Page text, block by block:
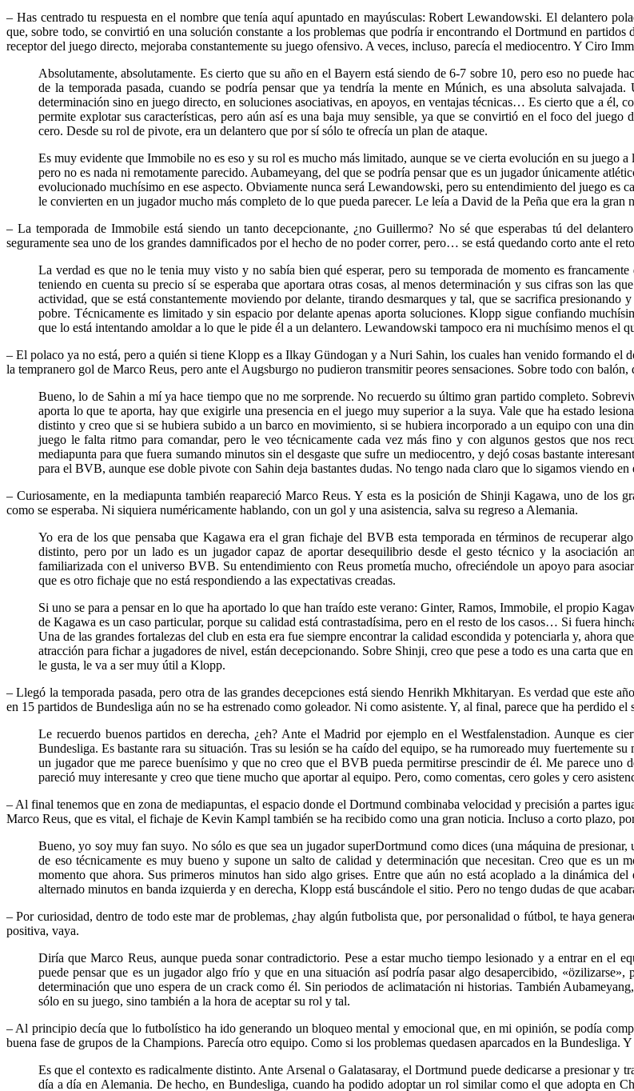
– Has centrado tu respuesta en el nombre que tenía aquí apuntado en mayúsculas: Robert Lewandowski. El delantero
que, sobre todo, se convirtió en una solución constante a los problemas que podría ir encontrando el Dortmund en
receptor del juego directo, mejoraba constantemente su juego ofensivo. A veces, incluso, parecía el mediocentro. Y Ciro
Absolutamente, absolutamente. Es cierto que su año en el Bayern está siendo de 6-7 sobre 10, pero eso no puede
de la temporada pasada, cuando se podría pensar que ya tendría la mente en Múnich, es una absoluta
determinación sino en juego directo, en soluciones asociativas, en apoyos, en ventajas técnicas… Es cierto que a él,
permite explotar sus características, pero aún así es una baja muy sensible, ya que se convirtió en el foco del
cero. Desde su rol de pivote, era un delantero que por sí sólo te ofrecía un plan de ataque.
Es muy evidente que Immobile no es eso y su rol es mucho más limitado, aunque se ve cierta evolución en su juego
pero no es nada ni remotamente parecido. Aubameyang, del que se podría pensar que es un jugador únicamente
evolucionado muchísimo en ese aspecto. Obviamente nunca será Lewandowski, pero su entendimiento del juego es
le convierten en un jugador mucho más completo de lo que pueda parecer. Le leía a David de la Peña que era la
– La temporada de Immobile está siendo un tanto decepcionante, ¿no Guillermo? No sé que esperabas tú del
seguramente sea uno de los grandes damnificados por el hecho de no poder correr, pero… se está quedando corto ante el
La verdad es que no le tenia muy visto y no sabía bien qué esperar, pero su temporada de momento es
teniendo en cuenta su precio sí se esperaba que aportara otras cosas, al menos determinación y sus cifras son las
actividad, que se está constantemente moviendo por delante, tirando desmarques y tal, que se sacrifica
pobre. Técnicamente es limitado y sin espacio por delante apenas aporta soluciones. Klopp sigue confiando
que lo está intentando amoldar a lo que le pide él a un delantero. Lewandowski tampoco era ni muchísimo menos el
– El polaco ya no está, pero a quién si tiene Klopp es a Ilkay Gündogan y a Nuri Sahin, los cuales han venido formando
la tempranero gol de Marco Reus, pero ante el Augsburgo no pudieron transmitir peores sensaciones. Sobre todo con balón,
Bueno, lo de Sahin a mí ya hace tiempo que no me sorprende. No recuerdo su último gran partido completo.
aporta lo que te aporta, hay que exigirle una presencia en el juego muy superior a la suya. Vale que ha estado
distinto y creo que si se hubiera subido a un barco en movimiento, si se hubiera incorporado a un equipo con una
juego le falta ritmo para comandar, pero le veo técnicamente cada vez más fino y con algunos gestos que nos
mediapunta para que fuera sumando minutos sin el desgaste que sufre un mediocentro, y dejó cosas bastante
para el BVB, aunque ese doble pivote con Sahin deja bastantes dudas. No tengo nada claro que lo sigamos viendo en
– Curiosamente, en la mediapunta también reapareció Marco Reus. Y esta es la posición de Shinji Kagawa, uno de los
como se esperaba. Ni siquiera numéricamente hablando, con un gol y una asistencia, salva su regreso a Alemania.
Yo era de los que pensaba que Kagawa era el gran fichaje del BVB esta temporada en términos de recuperar
distinto, pero por un lado es un jugador capaz de aportar desequilibrio desde el gesto técnico y la asociación
familiarizada con el universo BVB. Su entendimiento con Reus prometía mucho, ofreciéndole un apoyo para
que es otro fichaje que no está respondiendo a las expectativas creadas.
Si uno se para a pensar en lo que ha aportado lo que han traído este verano: Ginter, Ramos, Immobile, el propio
de Kagawa es un caso particular, porque su calidad está contrastadísima, pero en el resto de los casos… Si fuera
Una de las grandes fortalezas del club en esta era fue siempre encontrar la calidad escondida y potenciarla y, ahora
atracción para fichar a jugadores de nivel, están decepcionando. Sobre Shinji, creo que pese a todo es una carta que
le gusta, le va a ser muy útil a Klopp.
– Llegó la temporada pasada, pero otra de las grandes decepciones está siendo Henrikh Mkhitaryan. Es verdad que este
en 15 partidos de Bundesliga aún no se ha estrenado como goleador. Ni como asistente. Y, al final, parece que ha perdido el
Le recuerdo buenos partidos en derecha, ¿eh? Ante el Madrid por ejemplo en el Westfalenstadion. Aunque es
Bundesliga. Es bastante rara su situación. Tras su lesión se ha caído del equipo, se ha rumoreado muy fuertemente
un jugador que me parece buenísimo y que no creo que el BVB pueda permitirse prescindir de él. Me parece uno
pareció muy interesante y creo que tiene mucho que aportar al equipo. Pero, como comentas, cero goles y cero
– Al final tenemos que en zona de mediapuntas, el espacio donde el Dortmund combinaba velocidad y precisión a partes
Marco Reus, que es vital, el fichaje de Kevin Kampl también se ha recibido como una gran noticia. Incluso a corto plazo,
Bueno, yo soy muy fan suyo. No sólo es que sea un jugador superDortmund como dices (una máquina de
de eso técnicamente es muy bueno y supone un salto de calidad y determinación que necesitan. Creo que es
momento que ahora. Sus primeros minutos han sido algo grises. Entre que aún no está acoplado a la dinámica
alternado minutos en banda izquierda y en derecha, Klopp está buscándole el sitio. Pero no tengo dudas de que
– Por curiosidad, dentro de todo este mar de problemas, ¿hay algún futbolista que, por personalidad o fútbol, te haya
positiva, vaya.
Diría que Marco Reus, aunque pueda sonar contradictorio. Pese a estar mucho tiempo lesionado y a entrar en el
puede pensar que es un jugador algo frío y que en una situación así podría pasar algo desapercibido,
determinación que uno espera de un crack como él. Sin periodos de aclimatación ni historias. También
sólo en su juego, sino también a la hora de aceptar su rol y tal.
– Al principio decía que lo futbolístico ha ido generando un bloqueo mental y emocional que, en mi opinión, se podía
buena fase de grupos de la Champions. Parecía otro equipo. Como si los problemas quedasen aparcados en la Bundesliga.
Es que el contexto es radicalmente distinto. Ante Arsenal o Galatasaray, el Dortmund puede dedicarse a presionar y
día a día en Alemania. De hecho, en Bundesliga, cuando ha podido adoptar un rol similar como el que adopta en